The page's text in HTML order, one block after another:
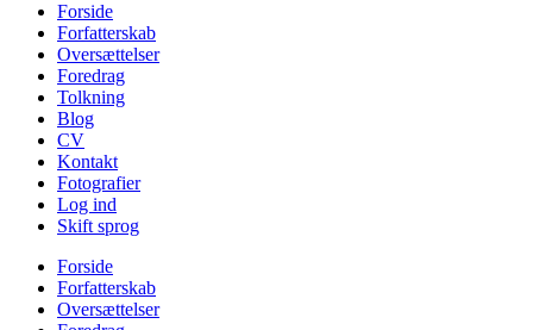
Forside
Forfatterskab
Oversættelser
Foredrag
Tolkning
Blog
CV
Kontakt
Fotografier
Log ind
Skift sprog
Forside
Forfatterskab
Oversættelser